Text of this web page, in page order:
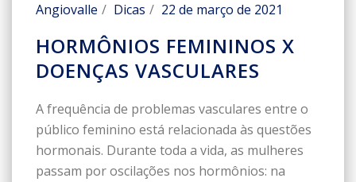
Angiovalle Dicas 22 de março de 2021
HORMÔNIOS FEMININOS X
DOENÇAS VASCULARES
A frequência de problemas vasculares entre o
público feminino está relacionada às questões
hormonais. Durante toda a vida, as mulheres
passam por oscilações nos hormônios: na